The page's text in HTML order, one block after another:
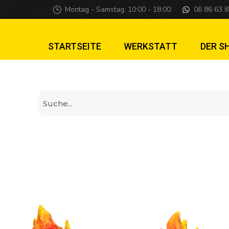
Affen-Totem-
Montag - Samstag: 10:00 - 18:00 06 86 63
STARTSEITE WERKSTATT DER